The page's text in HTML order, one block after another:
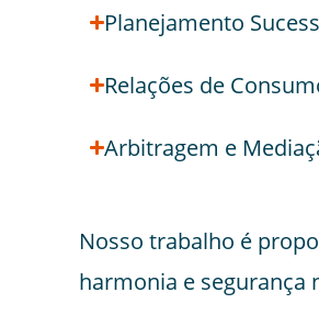
Planejamento
Relações de
Arbitragem e
Nosso trabalho é
harmonia e segurança